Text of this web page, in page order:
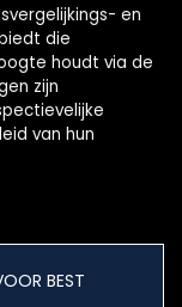
en
die
houdt via de
zijn
van hun
BEST